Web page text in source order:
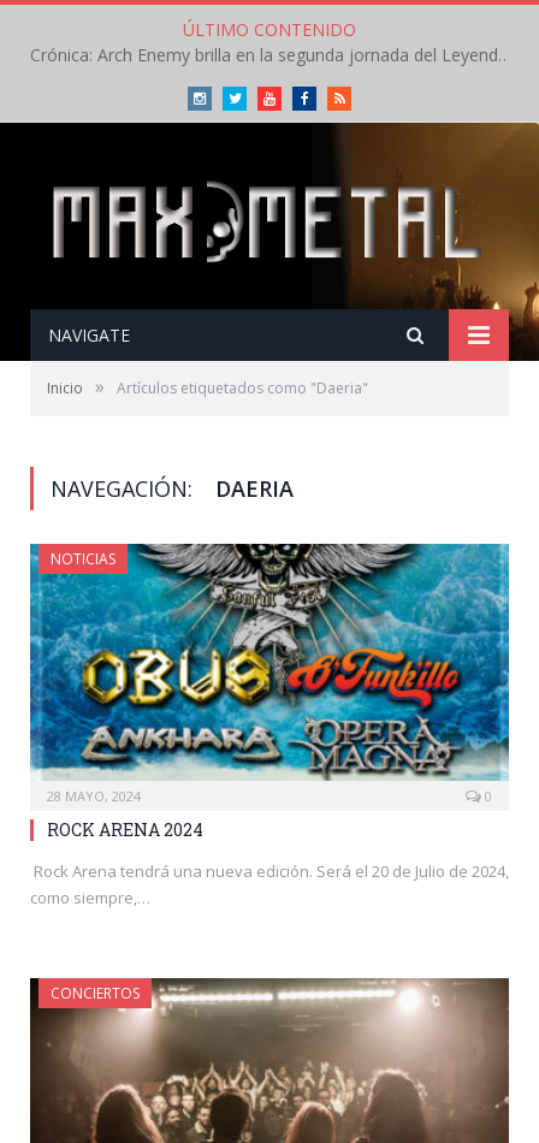
ÚLTIMO CONTENIDO
Crónica: Arch Enemy brilla en la segunda jornada del Leyendas del Rock – Jueves – Agosto 2026
InstagramTwitterYoutubeFacebookRSS
NAVIGATE
Inicio » Artículos etiquetados como "Daeria"
NAVEGACIÓN: DAERIA
NOTICIAS
28 MAYO, 2024 0
ROCK ARENA 2024
Rock Arena tendrá una nueva edición. Será el 20 de Julio de 2024,
como siempre,…
CONCIERTOS